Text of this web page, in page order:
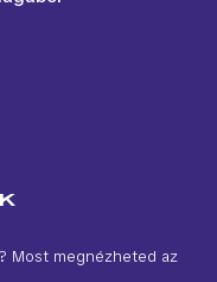
Most megnézheted az